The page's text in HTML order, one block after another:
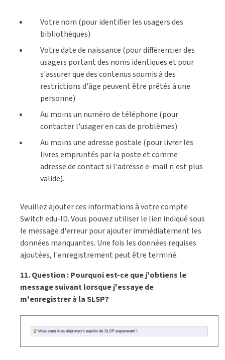
Votre nom (pour identifier les usagers des
bibliothèques)
Votre date de naissance (pour différencier des
usagers portant des noms identiques et pour
s'assurer que des contenus soumis à des
restrictions d'âge peuvent être prêtés à une
personne).
Au moins un numéro de téléphone (pour
contacter l'usager en cas de problèmes)
Au moins une adresse postale (pour livrer les
livres empruntés par la poste et comme
adresse de contact si l'adresse e-mail n'est plus
valide).
Veuillez ajouter ces informations à votre compte
Switch edu-ID. Vous pouvez utiliser le lien indiqué sous
le message d'erreur pour ajouter immédiatement les
données manquantes. Une fois les données requises
ajoutées, l'enregistrement peut être terminé.
11. Question : Pourquoi est-ce que j'obtiens le
message suivant lorsque j'essaye de
m'enregistrer à la SLSP?